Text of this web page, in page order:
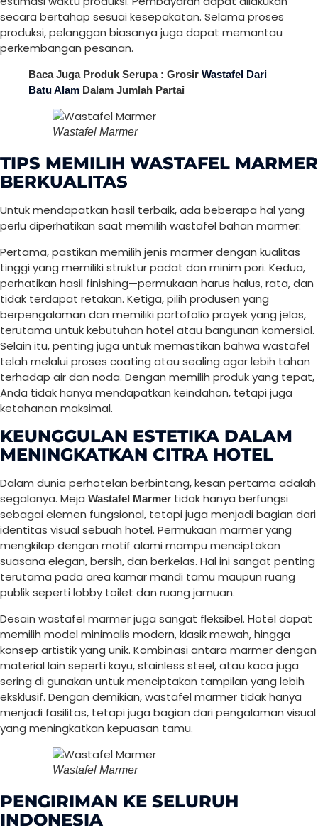
secara bertahap sesuai kesepakatan. Selama proses
produksi, pelanggan biasanya juga dapat memantau
perkembangan pesanan.
Baca Juga Produk Serupa : Grosir Wastafel Dari
Batu Alam Dalam Jumlah Partai
Wastafel Marmer
TIPS MEMILIH WASTAFEL MARMER
BERKUALITAS
Untuk mendapatkan hasil terbaik, ada beberapa hal yang
perlu diperhatikan saat memilih wastafel bahan marmer:
Pertama, pastikan memilih jenis marmer dengan kualitas
tinggi yang memiliki struktur padat dan minim pori. Kedua,
perhatikan hasil finishing—permukaan harus halus, rata, dan
tidak terdapat retakan. Ketiga, pilih produsen yang
berpengalaman dan memiliki portofolio proyek yang jelas,
terutama untuk kebutuhan hotel atau bangunan komersial.
Selain itu, penting juga untuk memastikan bahwa wastafel
telah melalui proses coating atau sealing agar lebih tahan
terhadap air dan noda. Dengan memilih produk yang tepat,
Anda tidak hanya mendapatkan keindahan, tetapi juga
ketahanan maksimal.
KEUNGGULAN ESTETIKA DALAM
MENINGKATKAN CITRA HOTEL
Dalam dunia perhotelan berbintang, kesan pertama adalah
segalanya. Meja Wastafel Marmer tidak hanya berfungsi
sebagai elemen fungsional, tetapi juga menjadi bagian dari
identitas visual sebuah hotel. Permukaan marmer yang
mengkilap dengan motif alami mampu menciptakan
suasana elegan, bersih, dan berkelas. Hal ini sangat penting
terutama pada area kamar mandi tamu maupun ruang
publik seperti lobby toilet dan ruang jamuan.
Desain wastafel marmer juga sangat fleksibel. Hotel dapat
memilih model minimalis modern, klasik mewah, hingga
konsep artistik yang unik. Kombinasi antara marmer dengan
material lain seperti kayu, stainless steel, atau kaca juga
sering di gunakan untuk menciptakan tampilan yang lebih
eksklusif. Dengan demikian, wastafel marmer tidak hanya
menjadi fasilitas, tetapi juga bagian dari pengalaman visual
yang meningkatkan kepuasan tamu.
Wastafel Marmer
PENGIRIMAN KE SELURUH
INDONESIA